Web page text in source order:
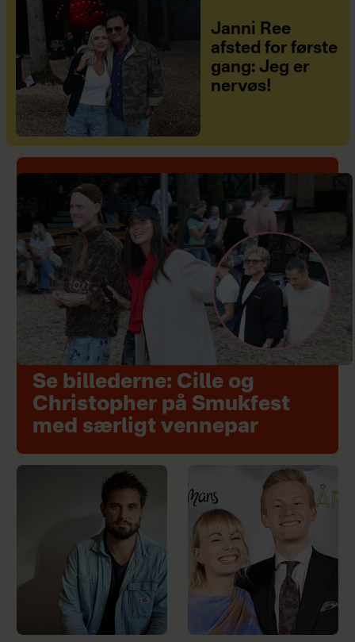
Janni Ree
afsted for første
gang: Jeg er
nervøs!
Se billederne: Cille og
Christopher på Smukfest
med særligt vennepar